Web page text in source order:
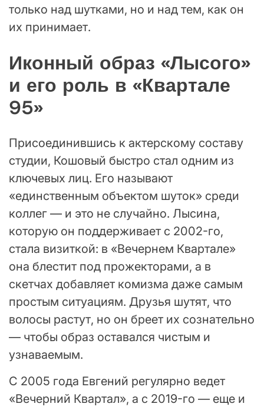
только над шутками, но и над тем, как он
их принимает.
Иконный образ «Лысого»
и его роль в «Квартале
95»
Присоединившись к актерскому составу
студии, Кошовый быстро стал одним из
ключевых лиц. Его называют
«единственным объектом шуток» среди
коллег — и это не случайно. Лысина,
которую он поддерживает с 2002-го,
стала визиткой: в «Вечернем Квартале»
она блестит под прожекторами, а в
скетчах добавляет комизма даже самым
простым ситуациям. Друзья шутят, что
волосы растут, но он бреет их сознательно
— чтобы образ оставался чистым и
узнаваемым.
С 2005 года Евгений регулярно ведет
«Вечерний Квартал», а с 2019-го — еще и